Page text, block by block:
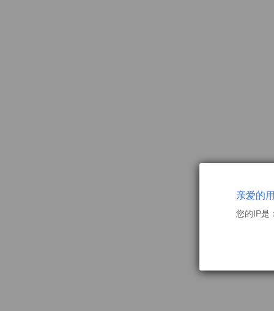
亲爱的
您的IP是